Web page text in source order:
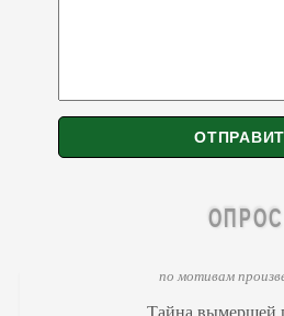
ОПРОС
по мотивам
Тайна вымершей